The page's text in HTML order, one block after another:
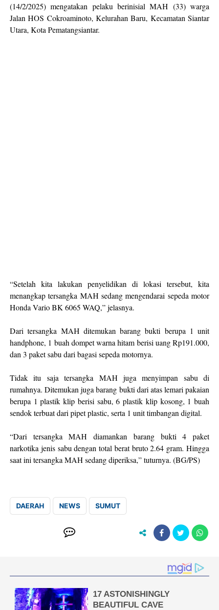
(14/2/2025) mengatakan pelaku berinisial MAH (33) warga
Jalan HOS Cokroaminoto, Kelurahan Baru, Kecamatan Siantar
Utara, Kota Pematangsiantar.
“Setelah kita lakukan penyelidikan di lokasi tersebut, kita
menangkap tersangka MAH sedang mengendarai sepeda motor
Honda Vario BK 6065 WAQ,” jelasnya.
Dari tersangka MAH ditemukan barang bukti berupa 1 unit
handphone, 1 buah dompet warna hitam berisi uang Rp191.000,
dan 3 paket sabu dari bagasi sepeda motornya.
Tidak itu saja tersangka MAH juga menyimpan sabu di
rumahnya. Ditemukan juga barang bukti dari atas lemari pakaian
berupa 1 plastik klip berisi sabu, 6 plastik klip kosong, 1 buah
sendok terbuat dari pipet plastic, serta 1 unit timbangan digital.
“Dari tersangka MAH diamankan barang bukti 4 paket
narkotika jenis sabu dengan total berat bruto 2.64 gram. Hingga
saat ini tersangka MAH sedang diperiksa,” tuturnya. (BG/PS)
DAERAH NEWS SUMUT